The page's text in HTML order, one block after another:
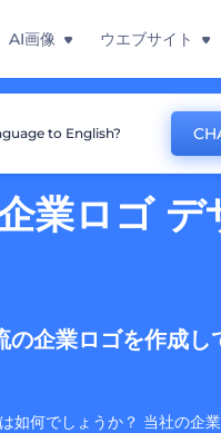
AI画像 ウエブサイト
業ロゴ デ
企業ロゴを作成し
如何でしょうか？ 当社の企
to English?